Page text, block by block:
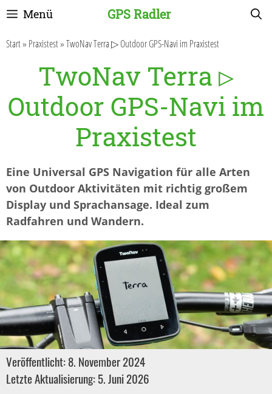
Zum
springen
GPS Radler
Menü
Start» Praxistest»TwoNav Terra ▷ Outdoor GPS-Navi im Praxistest
TwoNav Terra ▷
Outdoor GPS-Navi im
Praxistest
Eine Universal GPS Navigation für alle Arten
von Outdoor Aktivitäten mit richtig großem
Display und Sprachansage. Ideal zum
Radfahren und Wandern.
Veröffentlicht: 8. November 2024
Letzte Aktualisierung: 5. Juni 2026